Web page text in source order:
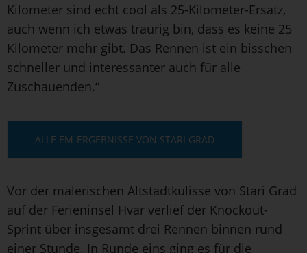
Kilometer sind echt cool als 25-Kilometer-Ersatz,
auch wenn ich etwas traurig bin, dass es keine 25
Kilometer mehr gibt. Das Rennen ist ein bisschen
schneller und interessanter auch für alle
Zuschauenden.“
ALLE EM-ERGEBNISSE VON STARI GRAD
Vor der malerischen Altstadtkulisse von Stari Grad
auf der Ferieninsel Hvar verlief der Knockout-
Sprint über insgesamt drei Rennen binnen rund
einer Stunde. In Runde eins ging es für die